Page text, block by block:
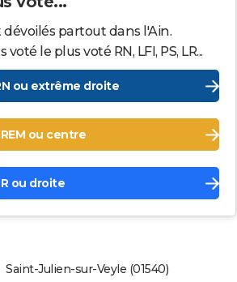
partout dans l'Ain.
le plus voté RN, LFI, PS, LR...
ou extrême droite
ou centre
ou droite
Saint-Julien-sur-Veyle (01540)